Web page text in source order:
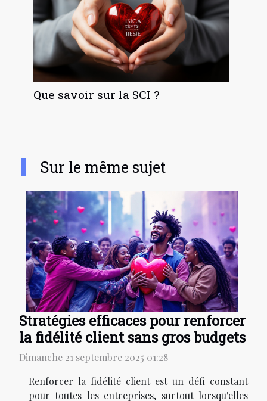
Que savoir sur la SCI ?
Sur le même sujet
Stratégies efficaces pour renforcer
la fidélité client sans gros budgets
Dimanche 21 septembre 2025 01:28
Renforcer la fidélité client est un défi constant
pour toutes les entreprises, surtout lorsqu'elles